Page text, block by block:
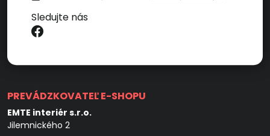
Sledujte nás
PREVÁDZKOVATEĽ E-SHOPU
EMTE interiér s.r.o.
Jilemnického 2